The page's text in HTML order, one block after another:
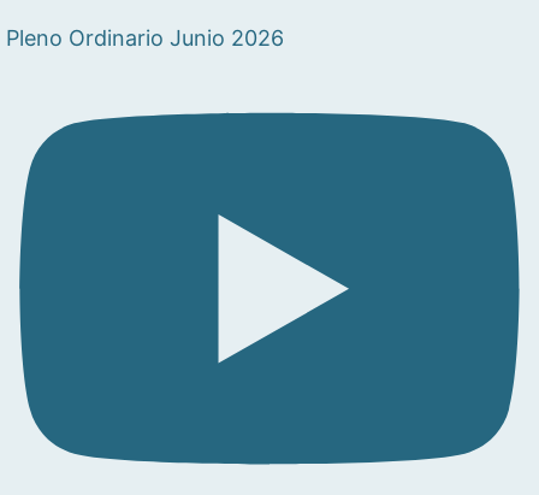
Pleno Ordinario Junio 2026